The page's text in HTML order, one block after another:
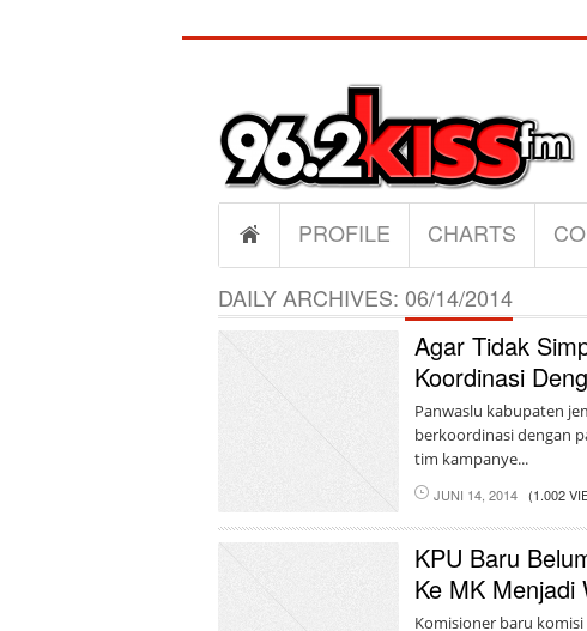
PROFILE CHARTS
DAILY ARCHIVES: 06/14/2014
Agar Tidak
Koordinasi
Panwaslu kabupaten
berkoordinasi dengan
tim kampanye...
JUNI 14, 2014 (1.002
KPU Baru
Ke MK Menjadi
Komisioner baru